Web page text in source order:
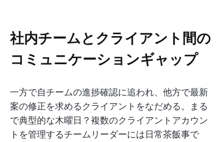
社内チームとクライアント間の
コミュニケーションギャップ
一方で自チームの進捗確認に追われ、他方で最新
案の修正を求めるクライアントをなだめる。まる
で典型的な木曜日？複数のクライアントアカウン
トを管理するチームリーダーには日常茶飯事で